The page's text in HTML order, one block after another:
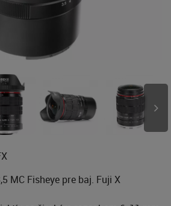
MC Fisheye pre baj. Fuji X